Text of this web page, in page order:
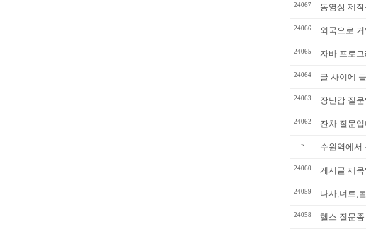
24067
24066 외국으로
24065 자바 프로
24064 글 사이에
24063 장난감 질
24062 잔차 질문
» 수원역에서
24060 게시글 제
24059 나사,너트,
24058 헬스 질문